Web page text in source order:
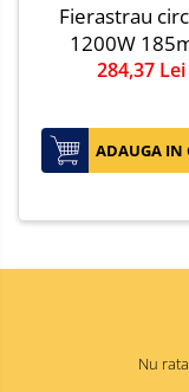
Lumina de crestere
Proiectoare & lampi
Veioze si Lampi
Cantare comerciale
Aparate de spalat
Aparate de spalat
Instalatii sanitare
Fierastrau
1200W
284,37 Lei
ADAUGA IN
Nu